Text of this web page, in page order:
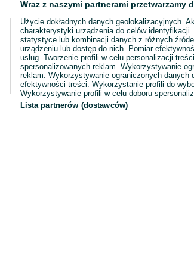
Wraz z naszymi partnerami przetwarzamy
Użycie dokładnych danych geolokalizacyjnych.
charakterystyki urządzenia do celów
statystyce lub kombinacji danych z różnych
urządzeniu lub dostęp do nich. Pomiar
usług. Tworzenie profili w celu personalizacji
spersonalizowanych reklam. Wykorzystywanie
reklam. Wykorzystywanie ograniczonych danych
efektywności treści. Wykorzystanie profili do
Wykorzystywanie profili w celu doboru
Lista partnerów (dostawców)